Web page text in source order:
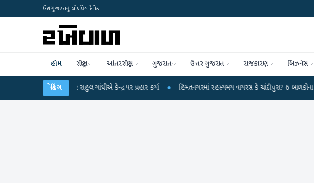
ઉત્તર ગુજરાતનું લોકપ્રિય દૈનિક
હોમ રાષ્ટ્રીય આંતરરાષ્ટ્રીય ગુજરાત ઉત્તર ગુજરાત રાજકારણ બિઝનેસ
બ્રેકિંગ
પર રાહુલ ગાંધીએ કેન્દ્ર પર પ્રહાર કર્યા ● હિંમતનગરમાં રહસ્યમય વાયરસ કે ચાંદીપુરા? 6 બાળકોના મોતથી ફફડાટ ●